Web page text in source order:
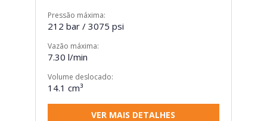
Pressão máxima:
212 bar / 3075 psi
Vazão máxima:
7.30 l/min
Volume deslocado:
14.1 cm³
VER MAIS DETALHES